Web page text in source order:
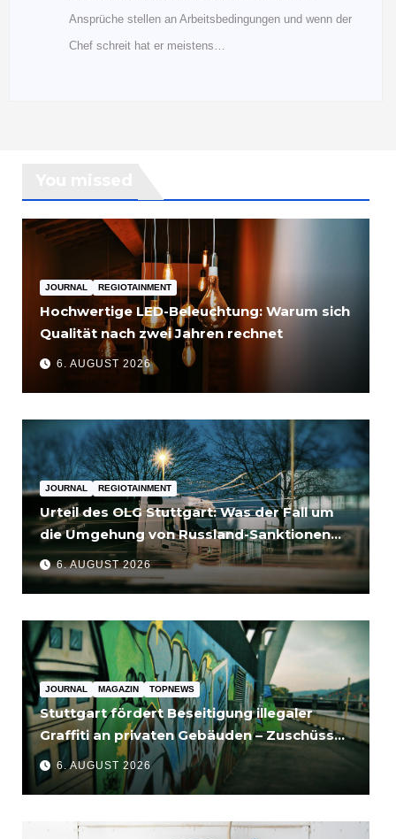
Ansprüche stellen an Arbeitsbedingungen und wenn der
Chef schreit hat er meistens…
JOURNAL REGIOTAINMENT
Hochwertige LED-Beleuchtung: Warum sich
Qualität nach zwei Jahren rechnet
6. AUGUST 2026
JOURNAL REGIOTAINMENT
Urteil des OLG Stuttgart: Was der Fall um
die Umgehung von Russland-Sanktionen
für Unternehmen bedeutet
6. AUGUST 2026
JOURNAL MAGAZIN TOPNEWS
Stuttgart fördert Beseitigung illegaler
Graffiti an privaten Gebäuden – Zuschüsse
bis 3.500 Euro
6. AUGUST 2026